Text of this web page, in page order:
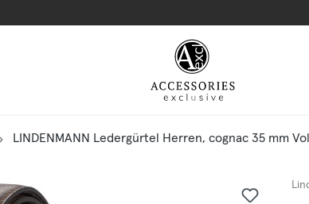
LINDENMANN Ledergürtel Herren, cognac 35 mm